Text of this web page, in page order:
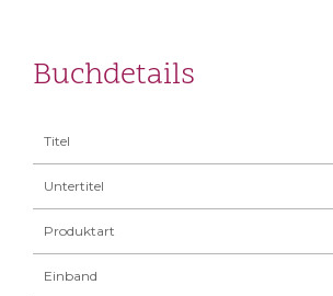
Buchdetails
Titel
Untertitel
Produktart
Einband